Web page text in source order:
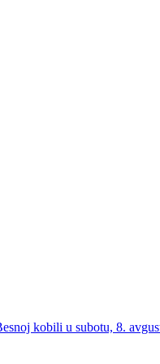
kobili u subotu, 8.